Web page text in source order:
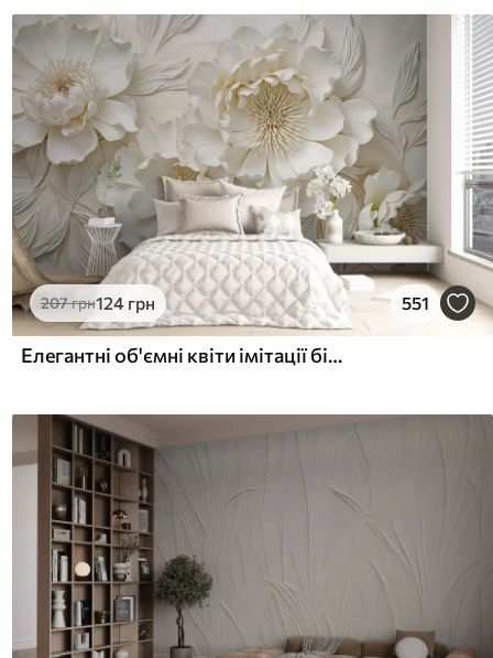
207грн124 грн 551
Елегантні об'ємні квіти імітації білої півонії з м'якими пелюстками та пастельно-жовтими серединками на світлому фоні